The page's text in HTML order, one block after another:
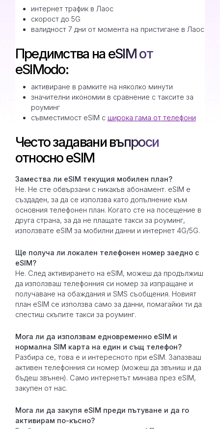
интернет трафик в Лаос
скорост до 5G
валидност 7 дни от момента на пристигане в Лаос
Предимства на eSIM от
eSIModo:
активиране в рамките на няколко минути
значителни икономии в сравнение с таксите за
роуминг
съвместимост eSIM с широка гама от телефони
Често задавани въпроси
относно eSIM
Замествa ли eSIM текущия мобилен план?
Не. Не сте обвързани с никакъв абонамент. eSIM е
създаден, за да се използва като допълнение към
основния телефонен план. Когато сте на посещение в
друга страна, за да не плащате такси за роуминг,
използвате eSIM за мобилни данни и интернет 4G/5G.
Ще получа ли локален телефонен номер заедно с
eSIM?
Не. След активирането на eSIM, можеш да продължиш
да използваш телефонния си номер за изпращане и
получаване на обаждания и SMS съобщения. Новият
план eSIM се използва само за данни, помагайки ти да
спестиш скъпите такси за роуминг.
Мога ли да използвам едновременно eSIM и
нормална SIM карта на един и същ телефон?
Разбира се, това е и интересното при eSIM. Запазваш
активен телефонния си номер (можеш да звъниш и да
бъдеш звънен). Само интернетът минава през eSIM,
закупен от нас.
Мога ли да закупя eSIM преди пътуване и да го
активирам по-късно?